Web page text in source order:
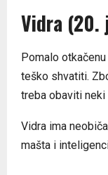
Vidra (20.
Pomalo
teško shvatiti.
treba obaviti neki
Vidra ima
mašta i